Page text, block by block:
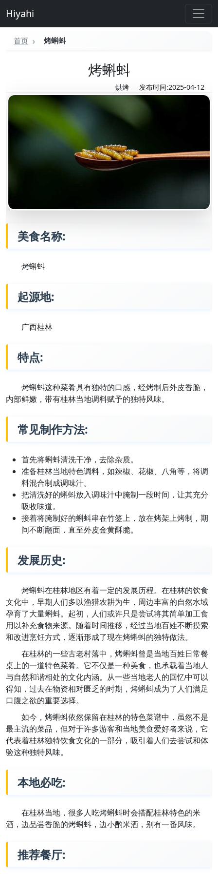
Hiyahi
首页 烤蝌蚪
烤蝌蚪
烘烤 发布时间:2025-04-12
美食名称:
烤蝌蚪
起源地:
广西桂林
特点:
烤蝌蚪这种菜肴具有独特的口感，经烤制后外皮香脆，
内部鲜嫩，带有桂林当地调料赋予的独特风味。
常见制作方法:
首先将蝌蚪清洗干净，去除杂质。
准备桂林当地特色调料，如辣椒、花椒、八角等，将调
料混合制成调味汁。
把清洗好的蝌蚪放入调味汁中腌制一段时间，让其充分
吸收味道。
接着将腌制好的蝌蚪串在竹签上，放在烤架上烤制，期
间不断翻面，直至外皮金黄酥脆。
发展历史:
烤蝌蚪在桂林地区有着一定的发展历程。在桂林的饮食
文化中，早期人们多以渔猎农耕为生，周边丰富的自然水域
孕育了大量蝌蚪。起初，人们或许只是尝试将其简单加工食
用以补充食物来源。随着时间推移，经过当地百姓不断摸索
和改进烹饪方式，逐渐形成了现在烤蝌蚪的独特做法。
在桂林的一些古老村落中，烤蝌蚪曾是当地百姓日常餐
桌上的一道特色菜肴。它不仅是一种美食，也承载着当地人
与自然和谐相处的文化内涵。从一些当地老人的回忆中可以
得知，过去在物资相对匮乏的时期，烤蝌蚪成为了人们满足
口腹之欲的重要选择。
如今，烤蝌蚪依然保留在桂林的特色菜谱中，虽然不是
最主流的菜品，但对于许多游客和当地美食爱好者来说，它
代表着桂林独特饮食文化的一部分，吸引着人们去尝试和体
验这种独特风味。
本地必吃:
在桂林当地，很多人吃烤蝌蚪时会搭配桂林特色的米
酒，边品尝香脆的烤蝌蚪，边小酌米酒，别有一番风味。
推荐餐厅: